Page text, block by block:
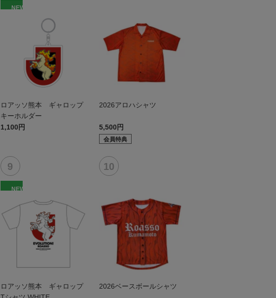
NEW
ロアッソ熊本 ギャロップ
キーホルダー
1,100円
2026アロハシャツ
5,500円
会員特典
NEW
ロアッソ熊本 ギャロップ
2026ベースボールシャツ